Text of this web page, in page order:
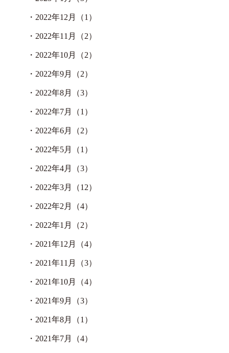
・ 2022年12月（1）
・ 2022年11月（2）
・ 2022年10月（2）
・ 2022年9月（2）
・ 2022年8月（3）
・ 2022年7月（1）
・ 2022年6月（2）
・ 2022年5月（1）
・ 2022年4月（3）
・ 2022年3月（12）
・ 2022年2月（4）
・ 2022年1月（2）
・ 2021年12月（4）
・ 2021年11月（3）
・ 2021年10月（4）
・ 2021年9月（3）
・ 2021年8月（1）
・ 2021年7月（4）